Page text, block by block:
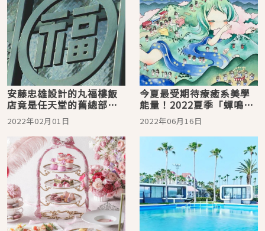
安藤忠雄設計的丸福樓飯
店竟是任天堂的舊總部！
下次去京都就住這
2022年02月01日
今夏最受期待療癒系美學
能量！2022夏季「蟬鳴」
亞洲新銳藝術展 九大新銳
藝術家新型態飯店聯展
2022年06月16日